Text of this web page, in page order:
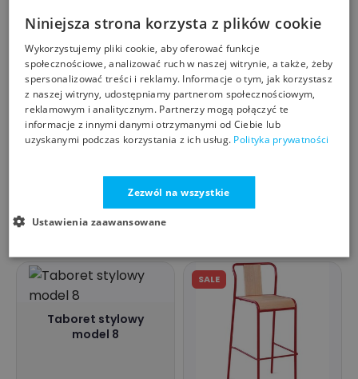
Taborety Barowe 2szt
- LBC026B01V1
439,73
LOFT
324,00
Taboret stylowy
model 8
SALE
Niniejsza strona korzysta z plików cookie
Wykorzystujemy pliki cookie, aby oferować funkcje
społecznościowe, analizować ruch w naszej witrynie, a także, żeby
spersonalizować treści i reklamy. Informacje o tym, jak korzystasz
z naszej witryny, udostępniamy partnerom społecznościowym,
reklamowym i analitycznym. Partnerzy mogą połączyć te
informacje z innymi danymi otrzymanymi od Ciebie lub
uzyskanymi podczas korzystania z ich usług. Polityka prywatności
Zezwól na wszystkie
Ustawienia zaawansowane